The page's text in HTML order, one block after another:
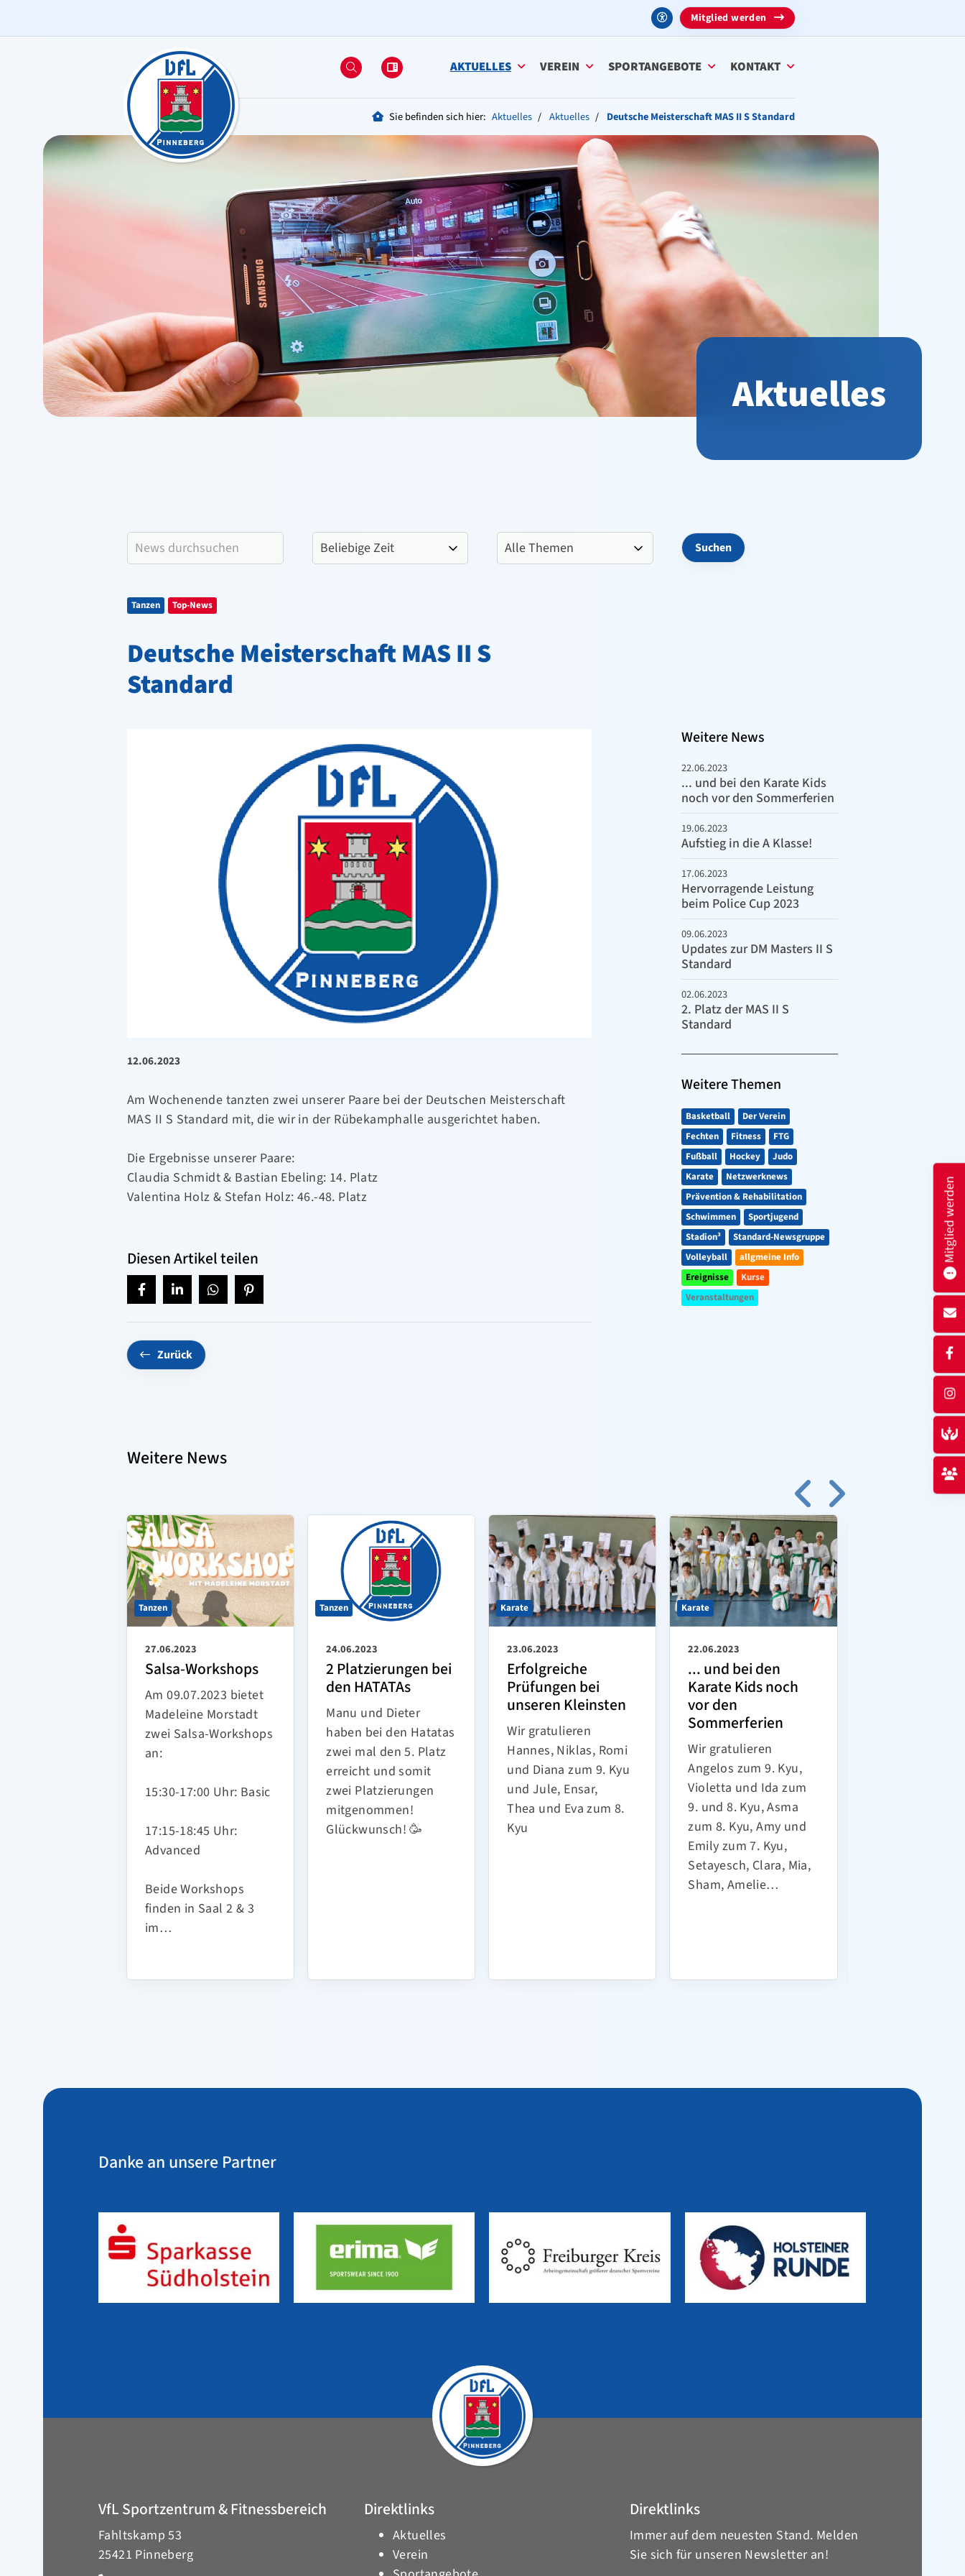
Mitglied werden
AKTUELLES VEREIN SPORTANGEBOTE KONTAKT
Sie befinden sich hier: Aktuelles Aktuelles Deutsche Meisterschaft MAS II S Standard
Aktuelles
Tanzen Top-News
Deutsche Meisterschaft MAS II S
Standard
12.06.2023
Am Wochenende tanzten zwei unserer Paare bei der Deutschen Meisterschaft
MAS II S Standard mit, die wir in der Rübekamphalle ausgerichtet haben.
Die Ergebnisse unserer Paare:
Claudia Schmidt & Bastian Ebeling: 14. Platz
Valentina Holz & Stefan Holz: 46.-48. Platz
Diesen Artikel teilen
Zurück
Weitere News
22.06.2023
... und bei den Karate Kids
noch vor den Sommerferien
19.06.2023
Aufstieg in die A Klasse!
17.06.2023
Hervorragende Leistung
beim Police Cup 2023
09.06.2023
Updates zur DM Masters II S
Standard
02.06.2023
2. Platz der MAS II S
Standard
Weitere Themen
Basketball
Der Verein
Fechten
Fitness
FTG
Fußball
Hockey
Judo
Karate
Netzwerknews
Prävention & Rehabilitation
Schwimmen
Sportjugend
Stadion³
Standard-Newsgruppe
Volleyball
allgmeine Info
Ereignisse
Kurse
Veranstaltungen
Weitere News
Tanzen
27.06.2023
Salsa-Workshops
Am 09.07.2023 bietet
Madeleine Morstadt
zwei Salsa-Workshops
an:
15:30-17:00 Uhr: Basic
17:15-18:45 Uhr:
Advanced
Beide Workshops
finden in Saal 2 & 3
im…
Tanzen
24.06.2023
2 Platzierungen bei
den HATATAs
Manu und Dieter
haben bei den Hatatas
zwei mal den 5. Platz
erreicht und somit
zwei Platzierungen
mitgenommen!
Glückwunsch! 🥳
Karate
23.06.2023
Erfolgreiche
Prüfungen bei
unseren Kleinsten
Wir gratulieren
Hannes, Niklas, Romi
und Diana zum 9. Kyu
und Jule, Ensar,
Thea und Eva zum 8.
Kyu
Karate
22.06.2023
... und bei den
Karate Kids noch
vor den
Sommerferien
Wir gratulieren
Angelos zum 9. Kyu,
Violetta und Ida zum
9. und 8. Kyu, Asma
zum 8. Kyu, Amy und
Emily zum 7. Kyu,
Setayesch, Clara, Mia,
Sham, Amelie…
Danke an unsere Partner
VfL Sportzentrum & Fitnessbereich
Fahltskamp 53
25421 Pinneberg
Direktlinks
Aktuelles
Verein
Direktlinks
Immer auf dem neuesten Stand. Melden
Sie sich für unseren Newsletter an!
Mitglied werden